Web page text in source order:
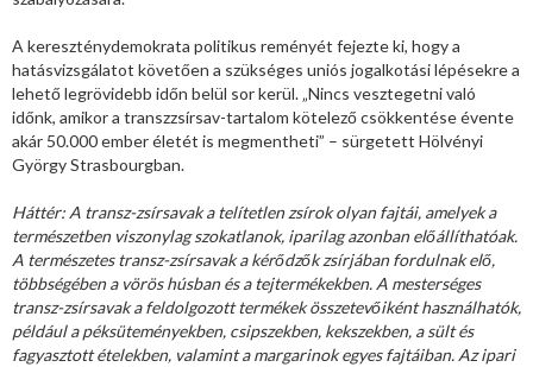
A kereszténydemokrata politikus reményét fejezte ki, hogy a
hatásvizsgálatot követően a szükséges uniós jogalkotási lépésekre a
lehető legrövidebb időn belül sor kerül. „Nincs vesztegetni való
időnk, amikor a transzzsírsav-tartalom kötelező csökkentése évente
akár 50.000 ember életét is megmentheti” – sürgetett Hölvényi
György Strasbourgban.
Háttér: A transz-zsírsavak a telítetlen zsírok olyan fajtái, amelyek a
természetben viszonylag szokatlanok, iparilag azonban előállíthatóak.
A természetes transz-zsírsavak a kérődzők zsírjában fordulnak elő,
többségében a vörös húsban és a tejtermékekben. A mesterséges
transz-zsírsavak a feldolgozott termékek összetevőiként használhatók,
például a péksüteményekben, csipszekben, kekszekben, a sült és
fagyasztott ételekben, valamint a margarinok egyes fajtáiban. Az ipari